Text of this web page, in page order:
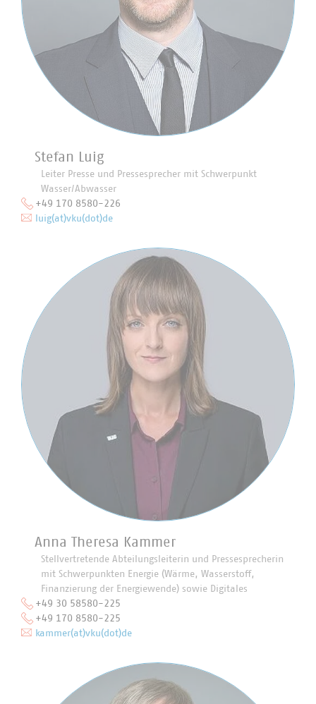
Stefan Luig
Leiter Presse und Pressesprecher mit Schwerpunkt
Wasser/Abwasser
+49 170 8580-226
luig(at)vku(dot)de
Anna Theresa Kammer
Stellvertretende Abteilungsleiterin und Pressesprecherin
mit Schwerpunkten Energie (Wärme, Wasserstoff,
Finanzierung der Energiewende) sowie Digitales
+49 30 58580-225
+49 170 8580-225
kammer(at)vku(dot)de